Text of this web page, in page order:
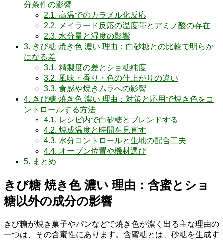
分条件の影響
2.1. 高温でのカラメル化反応
2.2. メイラード反応の温度帯とアミノ酸の存在
2.3. 水分量と湿度の影響
3. きび糖 焼き色 濃い 理由：白砂糖との比較で明らか
になる差
3.1. 精製度の差とショ糖純度
3.2. 風味・香り・色の仕上がりの違い
3.3. 食感や焼きムラへの影響
4. きび糖 焼き色 濃い 理由：対策と応用で焼き色をコ
ントロールする方法
4.1. レシピ内で白砂糖とブレンドする
4.2. 焼成温度と時間を見直す
4.3. 水分コントロールと生地の配合工夫
4.4. オーブン位置や機材選び
5. まとめ
きび糖 焼き色 濃い 理由：含蜜とショ
糖以外の成分の影響
きび糖が焼き菓子やパンなどで焼き色が濃く出る主な理由の
一つは、その含蜜性にあります。含蜜糖とは、砂糖を生成す